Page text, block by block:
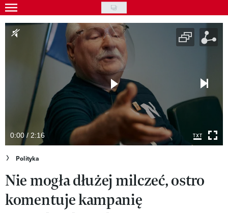
Skip
to
main
Gwiazdy
Styl życia
Kultura
Wideo
Nasze akcje
VIVA!ART
0:00 / 2:16
Polityka
Nie mogła dłużej milczeć, ostro
komentuje kampanię